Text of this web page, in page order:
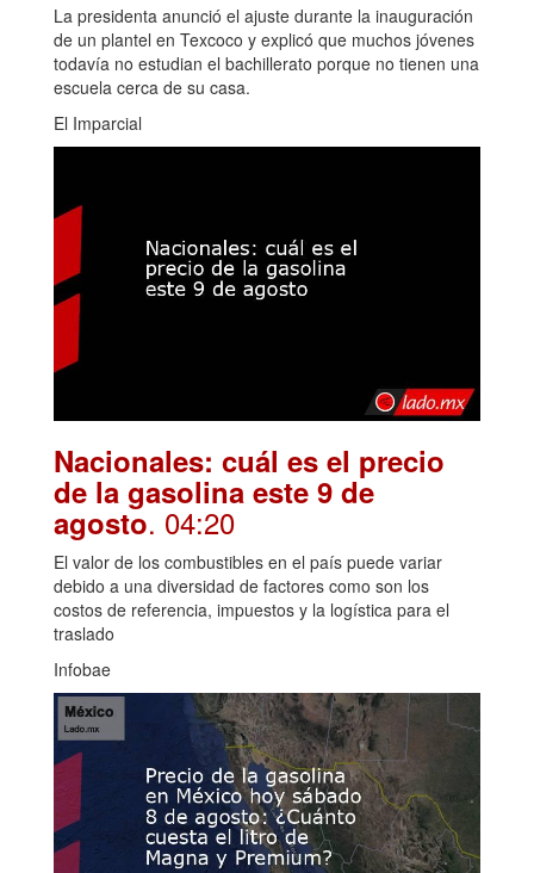
La presidenta anunció el ajuste durante la inauguración
de un plantel en Texcoco y explicó que muchos jóvenes
todavía no estudian el bachillerato porque no tienen una
escuela cerca de su casa.
El Imparcial
Nacionales: cuál es el precio
de la gasolina este 9 de
agosto. 04:20
El valor de los combustibles en el país puede variar
debido a una diversidad de factores como son los
costos de referencia, impuestos y la logística para el
traslado
Infobae